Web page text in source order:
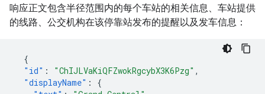
响应正文包含半径范围内的每个车站的相关信息、车站提供
的线路、公交机构在该停靠站发布的提醒以及发车信息：
{
"id" : "ChIJLVaKiQFZwokRgcybX3K6Pzg" ,
"displayName" :
{